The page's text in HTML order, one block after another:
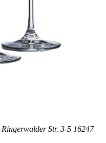
Ringerwalder Str. 3-5 16247